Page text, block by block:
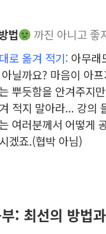
법
까진 아니고 좋
로 옮겨 적기: 아무래
닐까요? 마음이 아
뿌듯함을 안겨주지
적지 말아라... 강의
여러분께서 어떻게
겠죠.(협박 아님)
: 최선의 방법